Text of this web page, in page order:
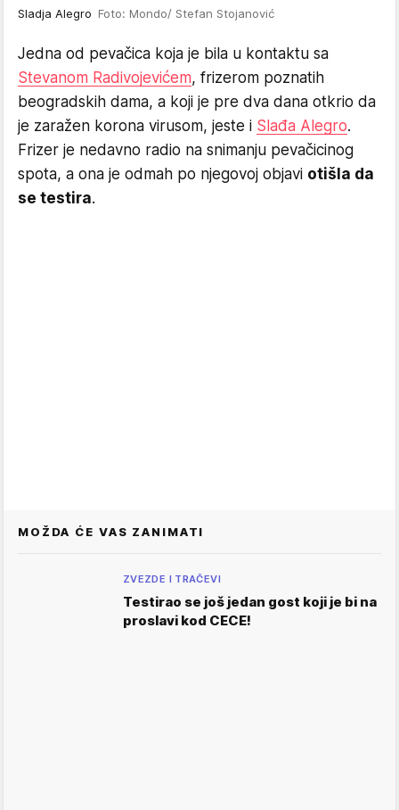
Sladja Alegro Foto: Mondo/ Stefan Stojanović
Jedna od pevačica koja je bila u kontaktu sa
Stevanom Radivojevićem, frizerom poznatih
beogradskih dama, a koji je pre dva dana otkrio da
je zaražen korona virusom, jeste i Slađa Alegro.
Frizer je nedavno radio na snimanju pevačicinog
spota, a ona je odmah po njegovoj objavi otišla da
se testira.
MOŽDA ĆE VAS ZANIMATI
ZVEZDE I TRAČEVI
Testirao se još jedan gost koji je bi na
proslavi kod CECE!